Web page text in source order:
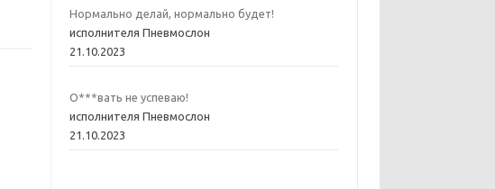
Нормально делай, нормально будет!
исполнителя Пневмослон
21.10.2023
О***вать не успеваю!
исполнителя Пневмослон
21.10.2023